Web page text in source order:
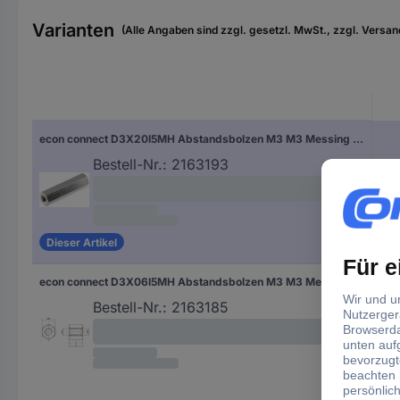
Varianten (Alle Angaben sind zzgl. gesetzl. MwSt., zzgl.
econ connect D3X20I5MH Abstandsbolzen M3 M3 Messing (vernickelt) 1 St.
Bestell-Nr.: 2163193
Dieser Artikel
Bestell-Nr.: 2163185